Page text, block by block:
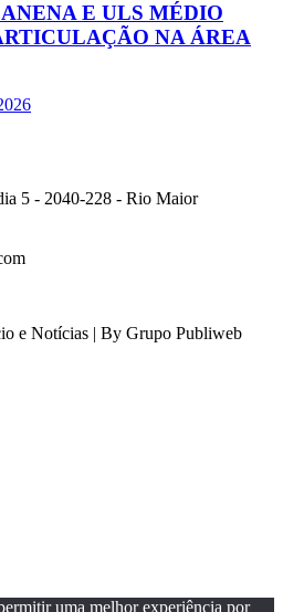
E ULS MÉDIO
NA ÁREA
5 - 2040-228 - Rio Maior
e Notícias | By Grupo Publiweb
uma melhor experiência por